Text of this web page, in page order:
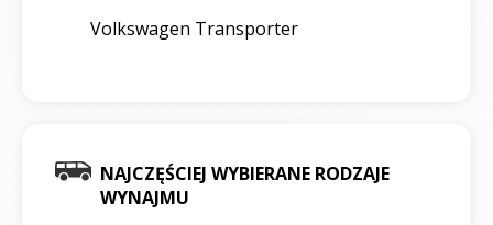
Volkswagen Transporter
NAJCZĘŚCIEJ WYBIERANE RODZAJE
WYNAJMU